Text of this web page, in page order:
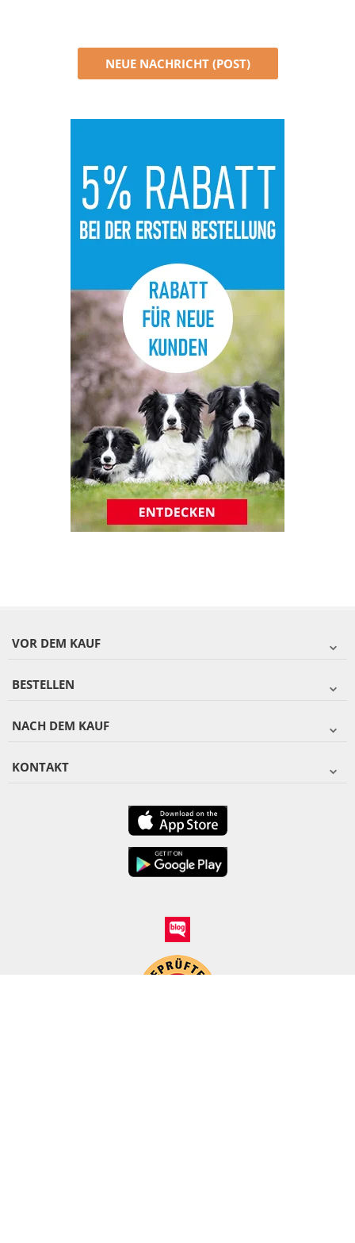
NEUE NACHRICHT (POST)
VOR DEM KAUF
BESTELLEN
NACH DEM KAUF
KONTAKT